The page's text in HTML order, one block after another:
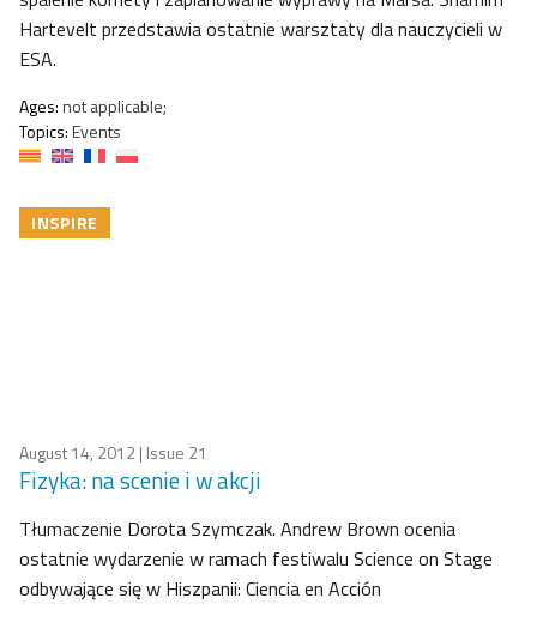
Hartevelt przedstawia ostatnie warsztaty dla nauczycieli w
ESA.
Ages:not applicable;
Topics:Events
INSPIRE
August 14, 2012| Issue 21
Fizyka: na scenie i w akcji
Tłumaczenie Dorota Szymczak. Andrew Brown ocenia
ostatnie wydarzenie w ramach festiwalu Science on Stage
odbywające się w Hiszpanii: Ciencia en Acción